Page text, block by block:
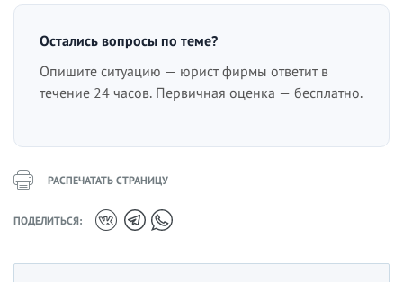
Остались вопросы по теме?
Опишите ситуацию — юрист фирмы ответит в
течение 24 часов. Первичная оценка — бесплатно.
РАСПЕЧАТАТЬ СТРАНИЦУ
ПОДЕЛИТЬСЯ: